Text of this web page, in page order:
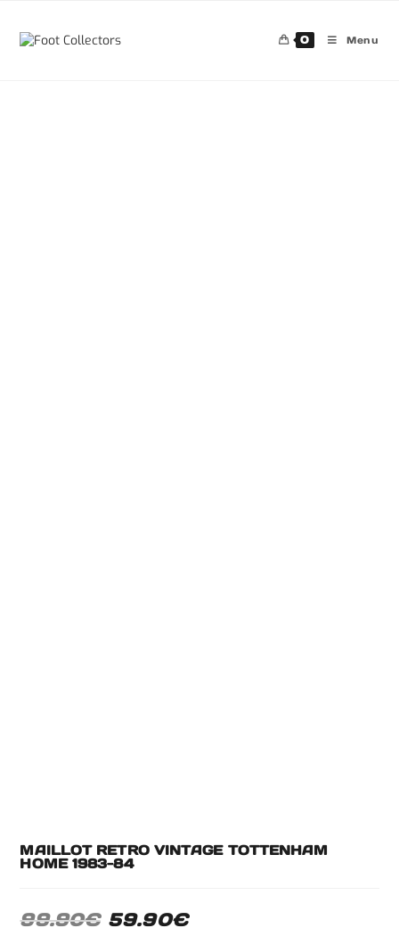
0 Menu
MAILLOT RETRO VINTAGE TOTTENHAM
HOME 1983-84
99.90€ 59.90€